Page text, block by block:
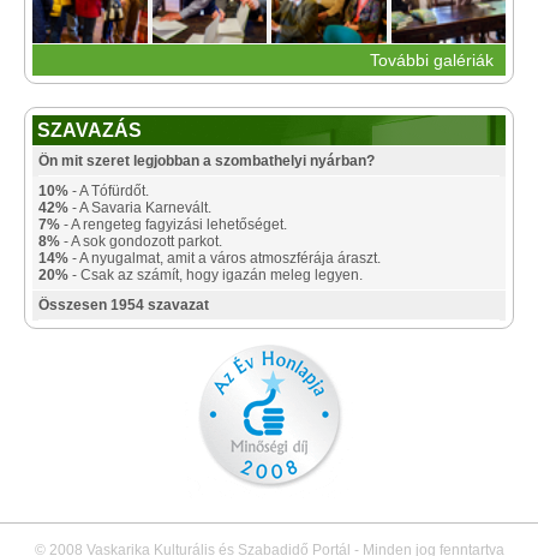
További galériák
SZAVAZÁS
Ön mit szeret legjobban a szombathelyi nyárban?
10% - A Tófürdőt.
42% - A Savaria Karnevált.
7% - A rengeteg fagyizási lehetőséget.
8% - A sok gondozott parkot.
14% - A nyugalmat, amit a város atmoszférája áraszt.
20% - Csak az számít, hogy igazán meleg legyen.
Összesen 1954 szavazat
© 2008 Vaskarika Kulturális és Szabadidő Portál - Minden jog fenntartva